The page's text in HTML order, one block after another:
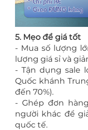
5. Mẹo để giá tốt
- Mua số lượng
lượng giá sỉ và
- Tận dụng sale
Quốc khánh
đến 70%).
- Ghép đơn
người khác để
quốc tế.